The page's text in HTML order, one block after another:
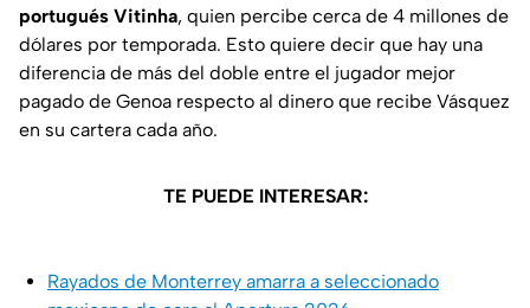
portugués Vitinha, quien percibe cerca de 4 millones de
dólares por temporada. Esto quiere decir que hay una
diferencia de más del doble entre el jugador mejor
pagado de Genoa respecto al dinero que recibe Vásquez
en su cartera cada año.
TE PUEDE INTERESAR:
Rayados de Monterrey amarra a seleccionado